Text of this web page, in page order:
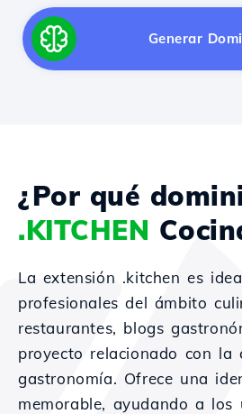
Generar
¿Por qué
.KITCHEN
La extensión .kitchen es
profesionales del ámbito
restaurantes, blogs
proyecto relacionado con la
gastronomía. Ofrece una
memorable, ayudando a los